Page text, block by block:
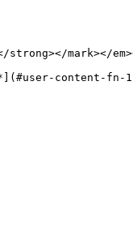
strong></mark></
content-fn-